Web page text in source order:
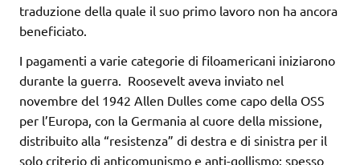
traduzione della quale il suo primo lavoro non ha ancora
beneficiato.
I pagamenti a varie categorie di filoamericani iniziarono
durante la guerra. Roosevelt aveva inviato nel
novembre del 1942 Allen Dulles come capo della OSS
per l’Europa, con la Germania al cuore della missione,
distribuito alla “resistenza” di destra e di sinistra per il
solo criterio di anticomunismo e anti-gollismo: spesso